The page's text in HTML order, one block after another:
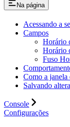
Na página
Acessando a
Campos
Horário
Horário
Fuso
Como a janela
Salvando
Console
Configurações